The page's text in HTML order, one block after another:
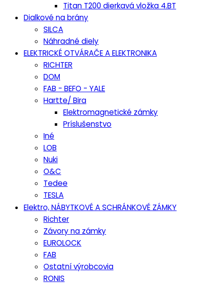
Titan T200 dierkavá vložka 4.BT
Dialkové na brány
SILCA
Náhradné diely
ELEKTRICKÉ OTVÁRAČE A ELEKTRONIKA
RICHTER
DOM
FAB - BEFO - YALE
Hartte/ Bira
Elektromagnetické zámky
Príslušenstvo
Iné
LOB
Nuki
O&C
Tedee
TESLA
Elektro, NÁBYTKOVÉ A SCHRÁNKOVÉ ZÁMKY
Richter
Závory na zámky
EUROLOCK
FAB
Ostatní výrobcovia
RONIS